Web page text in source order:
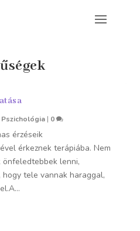
Pszichológia | 0
érzéseik
érkeznek terápiába. Nem
önfeledtebbek lenni,
tele vannak haraggal,